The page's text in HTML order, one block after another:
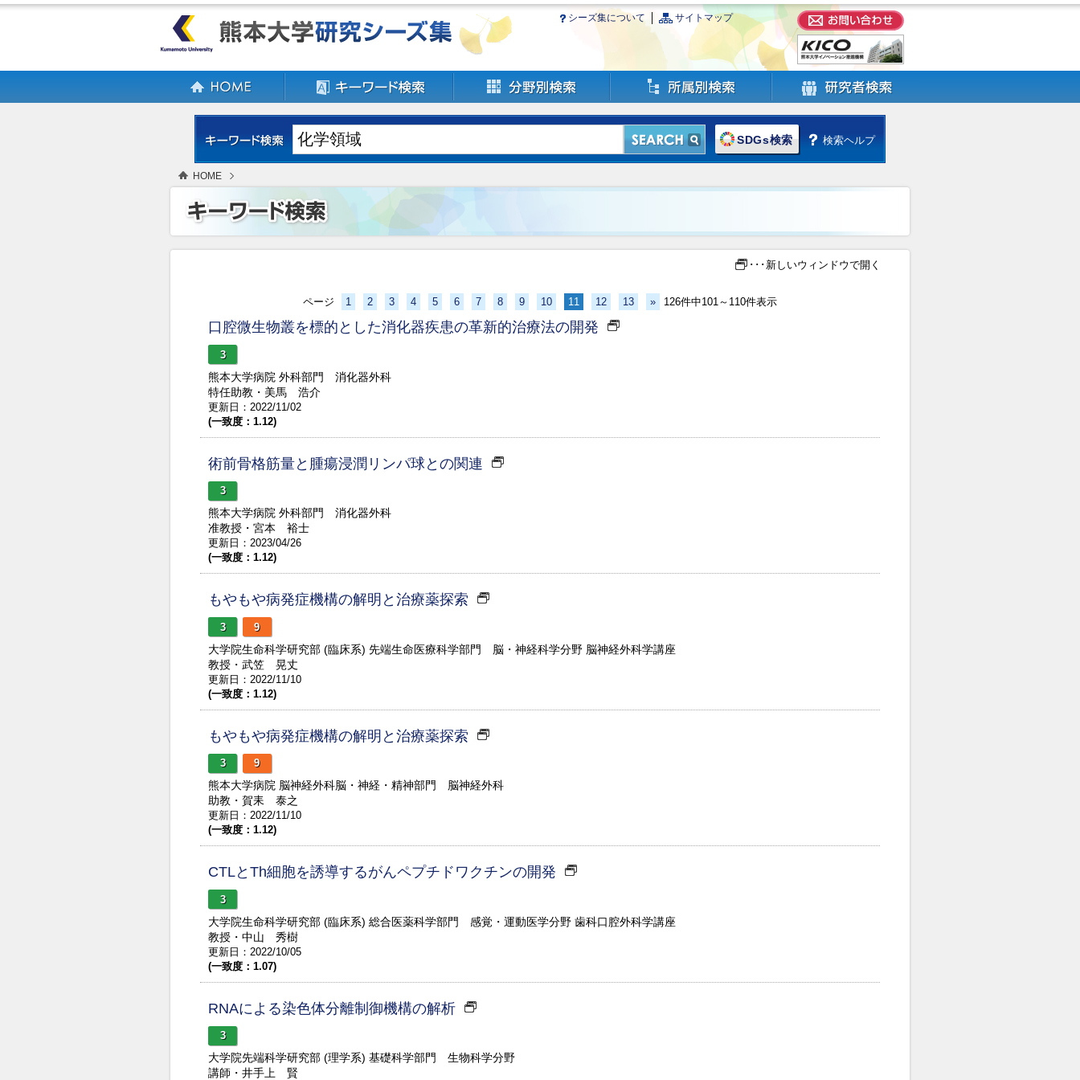
シーズ集について サイトマップ
SDGs検索 検索ヘルプ
HOME
･･･新しいウィンドウで開く
ページ 1 2 3 4 5 6 7 8 9 10 11 12 13 » 126件中101～110件表示
口腔微生物叢を標的とした消化器疾患の革新的治療法の開発
3
熊本大学病院 外科部門 消化器外科
特任助教・美馬 浩介
更新日：2022/11/02
(一致度：1.12)
術前骨格筋量と腫瘍浸潤リンパ球との関連
3
熊本大学病院 外科部門 消化器外科
准教授・宮本 裕士
更新日：2023/04/26
(一致度：1.12)
もやもや病発症機構の解明と治療薬探索
3 9
大学院生命科学研究部 (臨床系) 先端生命医療科学部門 脳・神経科学分野 脳神経外科学講座
教授・武笠 晃丈
更新日：2022/11/10
(一致度：1.12)
もやもや病発症機構の解明と治療薬探索
3 9
熊本大学病院 脳神経外科脳・神経・精神部門 脳神経外科
助教・賀耒 泰之
更新日：2022/11/10
(一致度：1.12)
CTLとTh細胞を誘導するがんペプチドワクチンの開発
3
大学院生命科学研究部 (臨床系) 総合医薬科学部門 感覚・運動医学分野 歯科口腔外科学講座
教授・中山 秀樹
更新日：2022/10/05
(一致度：1.07)
RNAによる染色体分離制御機構の解析
3
大学院先端科学研究部 (理学系) 基礎科学部門 生物科学分野
講師・井手上 賢